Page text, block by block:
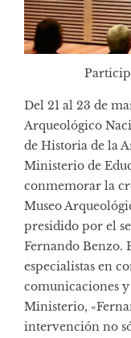
Del 21 al 23 de
Arqueológico
de Historia de la
Ministerio de
conmemorar la
Museo
presidido por el
Fernando Benzo.
especialistas en
comunicaciones
Ministerio,
intervención no